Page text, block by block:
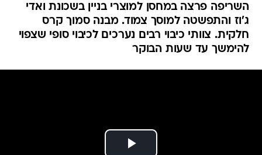
השריפה פרצה במחסן למוצרי בניין בשכונת ואדי
ג'וז והתפשטה למוסך צמוד. מבנה סמוך קרס
חלקית. צוותי כיבוי רבים נערכים לכיבוי סופי שצפוי
להימשך עד שעות הבוקר